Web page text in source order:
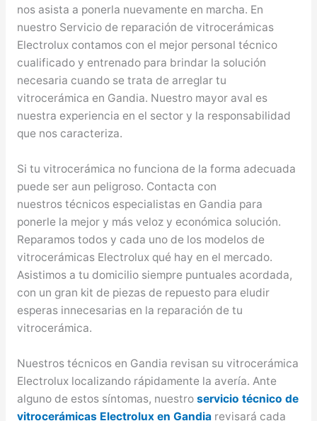
nos asista a ponerla nuevamente en marcha. En
nuestro Servicio de reparación de vitrocerámicas
Electrolux contamos con el mejor personal técnico
cualificado y entrenado para brindar la solución
necesaria cuando se trata de arreglar tu
vitrocerámica en Gandia. Nuestro mayor aval es
nuestra experiencia en el sector y la responsabilidad
que nos caracteriza.
Si tu vitrocerámica no funciona de la forma adecuada
puede ser aun peligroso. Contacta con
nuestros técnicos especialistas en Gandia para
ponerle la mejor y más veloz y económica solución.
Reparamos todos y cada uno de los modelos de
vitrocerámicas Electrolux qué hay en el mercado.
Asistimos a tu domicilio siempre puntuales acordada,
con un gran kit de piezas de repuesto para eludir
esperas innecesarias en la reparación de tu
vitrocerámica.
Nuestros técnicos en Gandia revisan su vitrocerámica
Electrolux localizando rápidamente la avería. Ante
alguno de estos síntomas, nuestro servicio técnico de
vitrocerámicas Electrolux en Gandiarevisará cada